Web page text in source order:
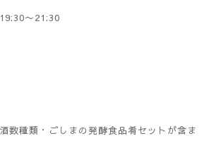
〜21:30
数種類・ごしまの発酵食品肴セットが含ま